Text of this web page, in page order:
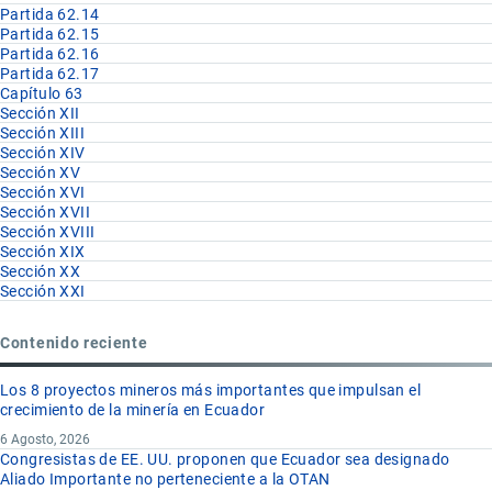
Partida 62.14
Partida 62.15
Partida 62.16
Partida 62.17
Capítulo 63
Sección XII
Sección XIII
Sección XIV
Sección XV
Sección XVI
Sección XVII
Sección XVIII
Sección XIX
Sección XX
Sección XXI
Contenido reciente
Los 8 proyectos mineros más importantes que impulsan el
crecimiento de la minería en Ecuador
6 Agosto, 2026
Congresistas de EE. UU. proponen que Ecuador sea designado
Aliado Importante no perteneciente a la OTAN